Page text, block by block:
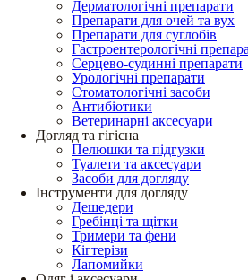
Дерматологічні препарати
Препарати для очей та вух
Препарати для суглобів
Гастроентерологічні
Серцево-судинні препарати
Урологічні препарати
Стоматологічні засоби
Антибіотики
Ветеринарні аксесуари
Догляд та гігієна
Пелюшки та підгузки
Туалети та аксесуари
Засоби для догляду
Інструменти для догляду
Дешедери
Гребінці та щітки
Тримери та фени
Кігтерізи
Лапомийки